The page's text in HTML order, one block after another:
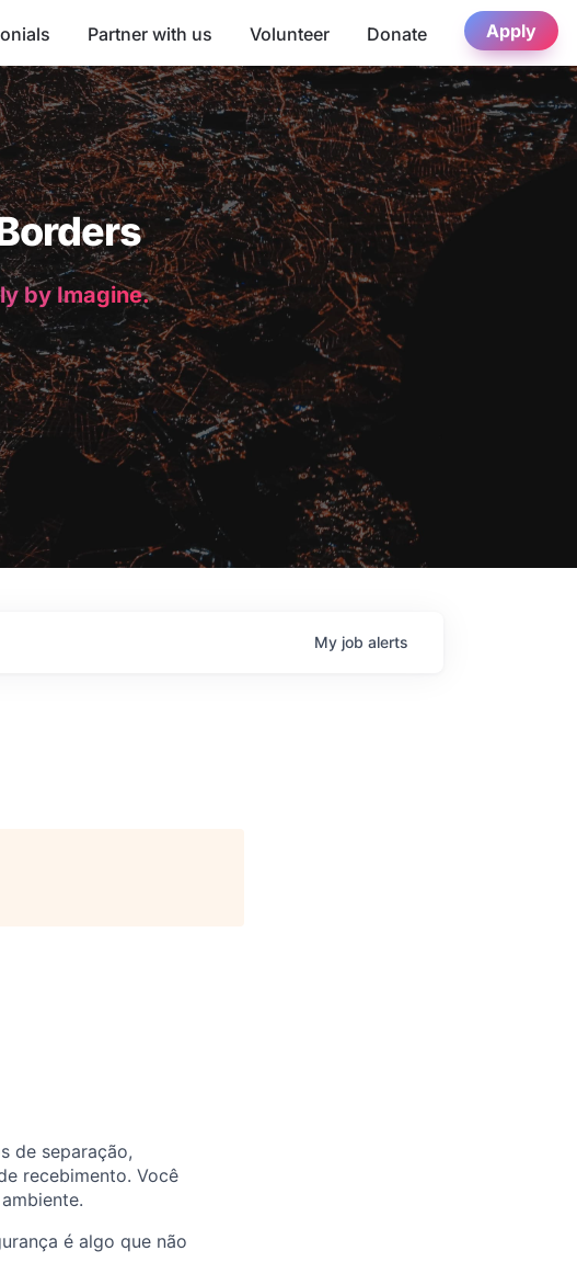
Partner with us Volunteer Donate Apply
by Imagine.
My job alerts
de separação,
recebimento. Você
é algo que não